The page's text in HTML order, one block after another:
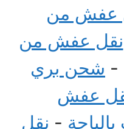
عفش من
نقل عفش من
- شحن بري
عفش
- نقل